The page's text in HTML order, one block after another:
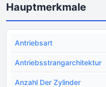
Hauptmerkmale
Antriebsart
Antriebsstrangarchitektur
Anzahl Der Zylinder